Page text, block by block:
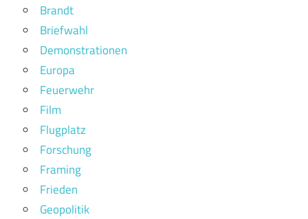
Brandt
Briefwahl
Demonstrationen
Europa
Feuerwehr
Film
Flugplatz
Forschung
Framing
Frieden
Geopolitik